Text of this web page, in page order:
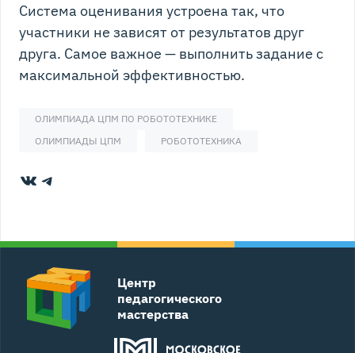
Система оценивания устроена так, что
участники не зависят от результатов друг
друга. Самое важное — выполнить задание с
максимальной эффективностью.
ОЛИМПИАДА ЦПМ ПО РОБОТОТЕХНИКЕ
ОЛИМПИАДЫ ЦПМ
РОБОТОТЕХНИКА
ВКонтакте
Telegram
Центр
педагогического
мастерства